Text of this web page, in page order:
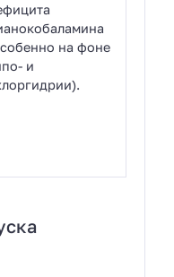
на фоне
и